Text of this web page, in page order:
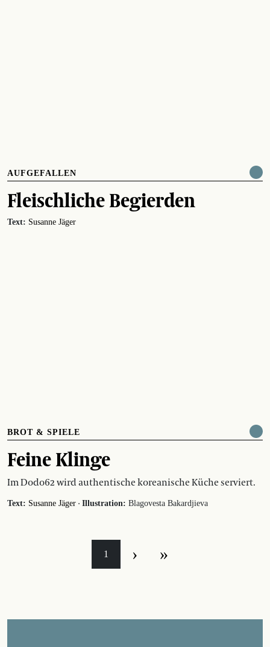
AUFGEFALLEN
Fleischliche Begierden
Text: Susanne Jäger
BROT & SPIELE
Feine Klinge
Im Dodo62 wird authentische koreanische Küche serviert.
Text: Susanne Jäger · Illustration: Blagovesta Bakardjieva
1 › »